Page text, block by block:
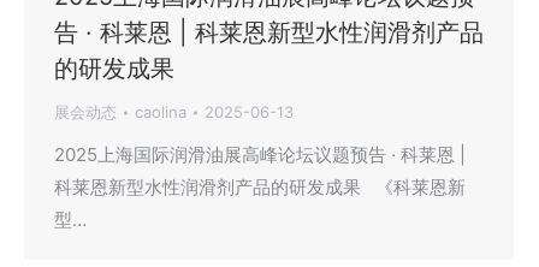
告 · 科莱恩 | 科莱恩新型水性润滑剂产品
的研发成果
展会动态 caolina 2025-06-13
2025上海国际润滑油展高峰论坛议题预告 · 科莱恩 |
科莱恩新型水性润滑剂产品的研发成果 《科莱恩新
型…